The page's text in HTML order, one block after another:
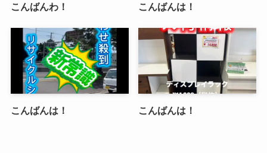
こんばんわ！ こんばんは！
こんばんは！ こんばんは！